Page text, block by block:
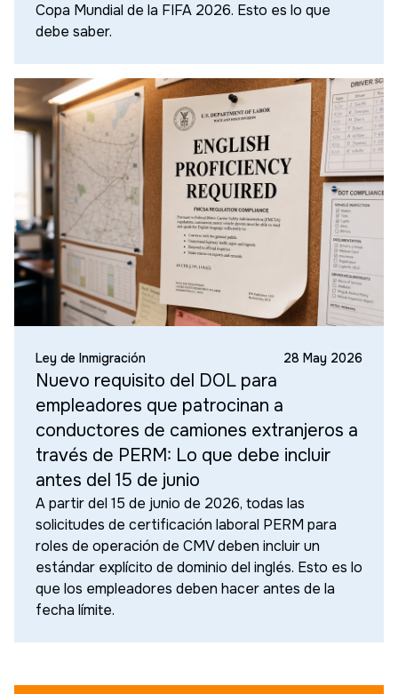
Copa Mundial de la FIFA 2026. Esto es lo que
debe saber.
Ley de Inmigración 28 May 2026
Nuevo requisito del DOL para
empleadores que patrocinan a
conductores de camiones extranjeros a
través de PERM: Lo que debe incluir
antes del 15 de junio
A partir del 15 de junio de 2026, todas las
solicitudes de certificación laboral PERM para
roles de operación de CMV deben incluir un
estándar explícito de dominio del inglés. Esto es lo
que los empleadores deben hacer antes de la
fecha límite.